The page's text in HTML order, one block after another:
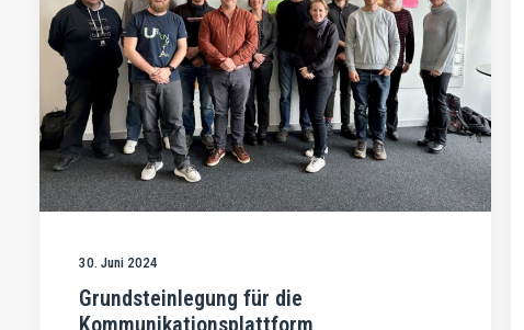
30. Juni 2024
Grundsteinlegung für die
Kommunikationsplattform